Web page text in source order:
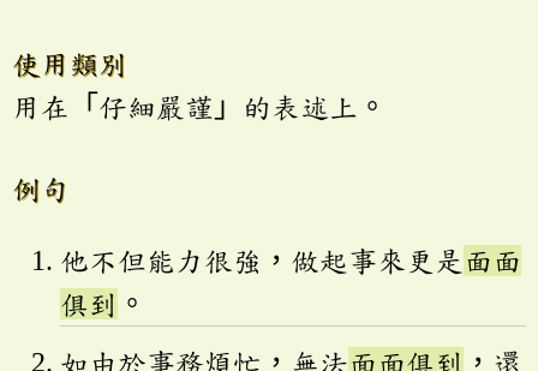
使用類別
用在「仔細嚴謹」的表述上。
例句
他不但能力很強，做起事來更是 面面
俱到 。
如由於事務煩忙，無法面面俱到 ，還